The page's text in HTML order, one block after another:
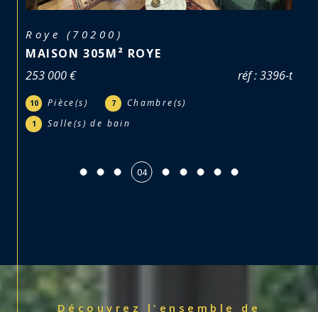
Roye (70200)
MAISON 305M² ROYE
253 000 €
réf : 3396-t
10 Pièce(s) 7 Chambre(s)
1 Salle(s) de bain
05
Découvrez l'ensemble de